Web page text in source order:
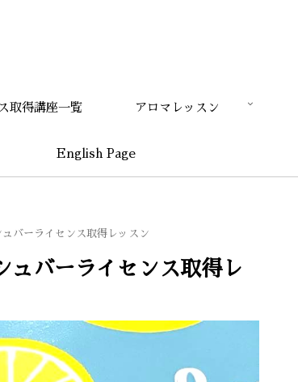
取得講座一覧 アロマレッスン
English Page
バーライセンス取得レッスン
ュバーライセンス取得レ